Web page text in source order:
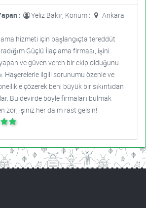
: Yeliz Bakır, Konum :
Ankara
hizmeti için başlangıçta tereddüt
Güçlü İlaçlama firması, işini
ve güven veren bir ekip olduğunu
Haşerelerle ilgili sorunumu özenle ve
çözerek beni büyük bir sıkıntıdan
Bu devirde böyle firmaları bulmak
zor; işiniz her daim rast gelsin!